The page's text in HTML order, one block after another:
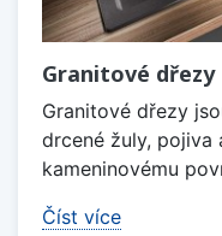
Granitové dřezy
Granitové dřezy
drcené žuly, pojiva
kameninovému
Číst více